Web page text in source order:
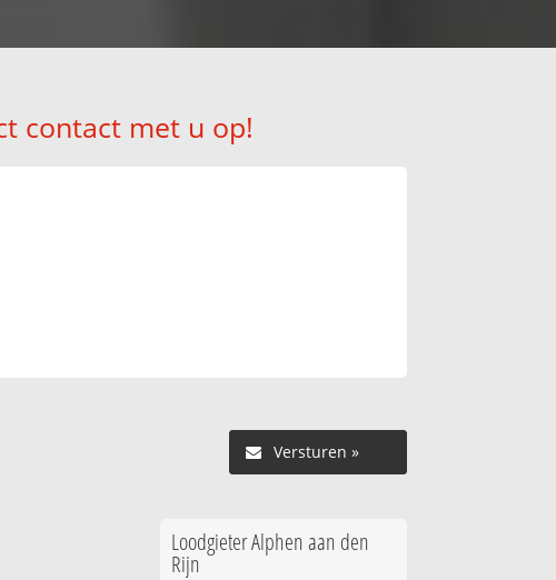
contact met u op!
Versturen »
Loodgieter Alphen aan den
Rijn